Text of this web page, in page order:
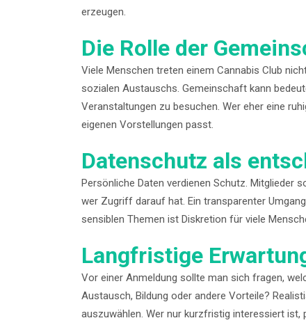
erzeugen.
Die Rolle der
Viele Menschen treten einem Cannabis Club
sozialen Austauschs. Gemeinschaft kann
Veranstaltungen zu besuchen. Wer eher eine
eigenen Vorstellungen passt.
Datenschutz als
Persönliche Daten verdienen Schutz. Mitglieder
wer Zugriff darauf hat. Ein transparenter
sensiblen Themen ist Diskretion für viele
Langfristige
Vor einer Anmeldung sollte man sich fragen,
Austausch, Bildung oder andere Vorteile?
auszuwählen. Wer nur kurzfristig interessiert